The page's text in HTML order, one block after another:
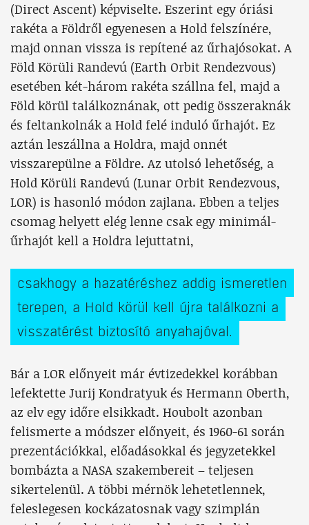
(Direct Ascent) képviselte. Eszerint egy óriási
rakéta a Földről egyenesen a Hold felszínére,
majd onnan vissza is repítené az űrhajósokat. A
Föld Körüli Randevú (Earth Orbit Rendezvous)
esetében két-három rakéta szállna fel, majd a
Föld körül találkoznának, ott pedig összeraknák
és feltankolnák a Hold felé induló űrhajót. Ez
aztán leszállna a Holdra, majd onnét
visszarepülne a Földre. Az utolsó lehetőség, a
Hold Körüli Randevú (Lunar Orbit Rendezvous,
LOR) is hasonló módon zajlana. Ebben a teljes
csomag helyett elég lenne csak egy minimál-
űrhajót kell a Holdra lejuttatni,
csakhogy a hazatéréshez addig ismeretlen
terepen, a Hold körül kell újra találkozni a
visszatérést biztosító anyahajóval.
Bár a LOR előnyeit már évtizedekkel korábban
lefektette Jurij Kondratyuk és Hermann Oberth,
az elv egy időre elsikkadt. Houbolt azonban
felismerte a módszer előnyeit, és 1960-61 során
prezentációkkal, előadásokkal és jegyzetekkel
bombázta a NASA szakembereit – teljesen
sikertelenül. A többi mérnök lehetetlennek,
feleslegesen kockázatosnak vagy szimplán